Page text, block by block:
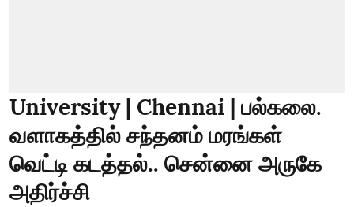
University | Chennai | பல்கலை.
வளாகத்தில் சந்தனம் மரங்கள்
வெட்டி கடத்தல்.. சென்னை அருகே
அதிர்ச்சி